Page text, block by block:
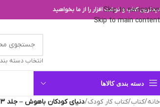
Skip to navigation
Skip to main content
کتاب و نوشت افزار را از ما بخواهید
انتخاب دسته
دسته بندی کالاها
خانه/کتاب/کتاب کار کودک/دنیای کودکان باهوش – جلد 3